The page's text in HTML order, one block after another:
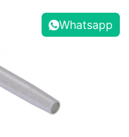
Whatsapp